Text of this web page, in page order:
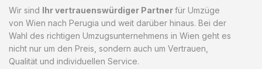
Wir sind Ihr vertrauenswürdiger Partnerfür Umzüge
von Wien nach Perugia und weit darüber hinaus. Bei der
Wahl des richtigen Umzugsunternehmens in Wien geht es
nicht nur um den Preis, sondern auch um Vertrauen,
Qualität und individuellen Service.